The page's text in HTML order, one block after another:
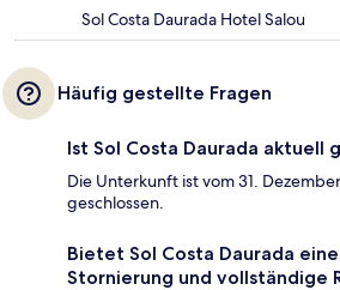
Sol Costa Daurada Hotel Salou
Häufig gestellte Fragen
Ist Sol Costa Daurada aktuell
Die Unterkunft ist vom 31.
geschlossen.
Bietet Sol Costa Daurada
Stornierung und vollständige